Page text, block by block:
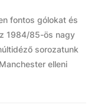
fontos gólokat és
1984/85-ös nagy
sorozatunk
elleni